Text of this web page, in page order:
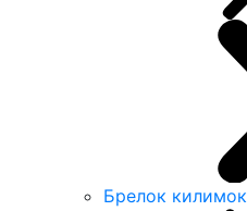
Брелок килимок